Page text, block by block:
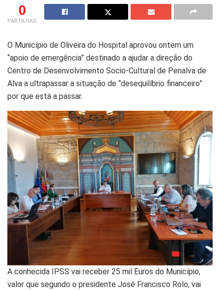
0
PARTILHAS
O Município de Oliveira do Hospital aprovou ontem um
“apoio de emergência” destinado a ajudar a direção do
Centro de Desenvolvimento Socio-Cultural de Penalva de
Alva a ultrapassar a situação de “desequilíbrio financeiro”
por que está a passar.
A conhecida IPSS vai receber 25 mil Euros do Município,
valor que segundo o presidente José Francisco Rolo, vai